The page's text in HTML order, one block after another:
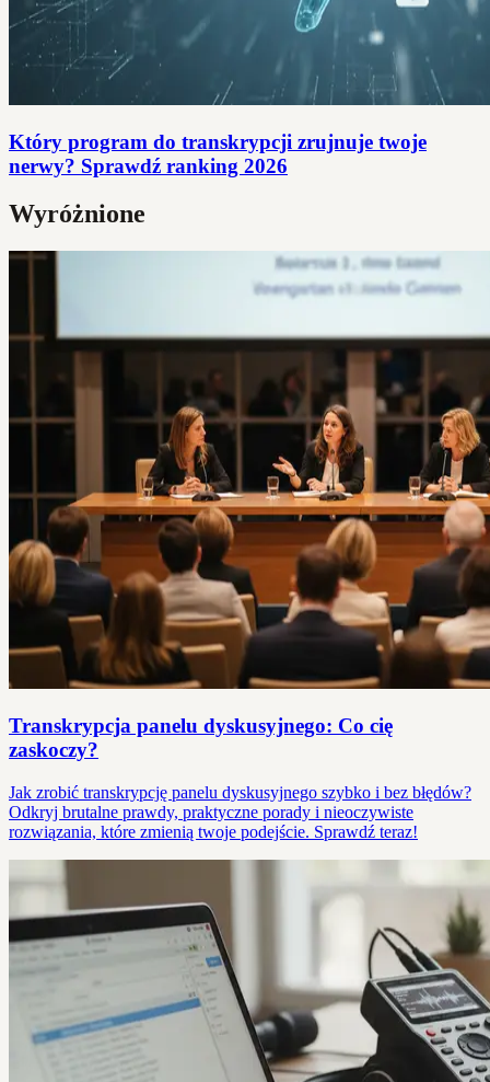
Który program do transkrypcji zrujnuje twoje
nerwy? Sprawdź ranking 2026
Wyróżnione
Transkrypcja panelu dyskusyjnego: Co cię
zaskoczy?
Jak zrobić transkrypcję panelu dyskusyjnego szybko i bez błędów?
Odkryj brutalne prawdy, praktyczne porady i nieoczywiste
rozwiązania, które zmienią twoje podejście. Sprawdź teraz!